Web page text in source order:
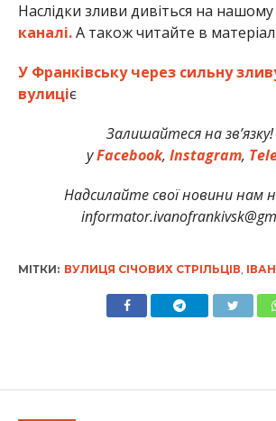
Наслідки зливи дивіться на нашому
каналі.А також читайте в
У Франківську через сильну
вулиціє
Залишайтеся на
уFacebook, Instagram,
Надсилайте свої новини нам
МІТКИ: ВУЛИЦЯ СІЧОВИХ СТРІЛЬЦІВ,